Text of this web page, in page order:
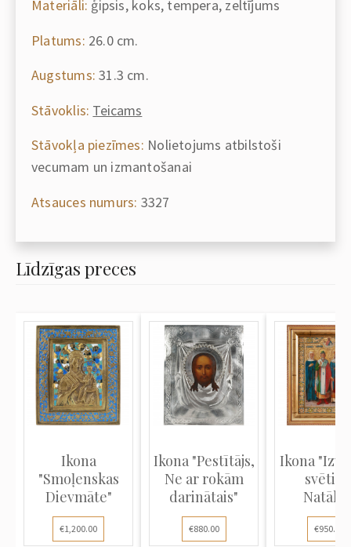
Materiāli: ģipsis, koks, tempera, zeltījums
Platums: 26.0 cm.
Augstums: 31.3 cm.
Stāvoklis: Teicams
Stāvokļa piezīmes: Nolietojums atbilstoši
vecumam un izmantošanai
Atsauces numurs: 3327
Līdzīgas preces
Ikona
"Smoļenskas
Dievmāte"
€1,200.00
Ikona "Pestītājs,
Ne ar rokām
darinātais"
€880.00
Ikona
svētie
€950.00